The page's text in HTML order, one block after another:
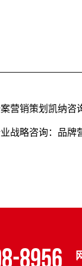
案营销策划凯纳
战略咨询：品牌